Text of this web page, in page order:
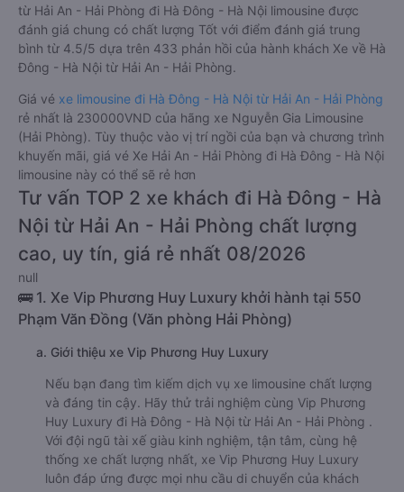
từ Hải An - Hải Phòng đi Hà Đông - Hà Nội limousine được
đánh giá chung có chất lượng Tốt với điểm đánh giá trung
bình từ 4.5/5 dựa trên 433 phản hồi của hành khách Xe về Hà
Đông - Hà Nội từ Hải An - Hải Phòng.
Giá vé xe limousine đi Hà Đông - Hà Nội từ Hải An - Hải Phòng
rẻ nhất là 230000VND của hãng xe Nguyễn Gia Limousine
(Hải Phòng). Tùy thuộc vào vị trí ngồi của bạn và chương trình
khuyến mãi, giá vé Xe Hải An - Hải Phòng đi Hà Đông - Hà Nội
limousine này có thể sẽ rẻ hơn
Tư vấn TOP 2 xe khách đi Hà Đông - Hà
Nội từ Hải An - Hải Phòng chất lượng
cao, uy tín, giá rẻ nhất 08/2026
null
🚌 1. Xe Vip Phương Huy Luxury khởi hành tại 550
Phạm Văn Đồng (Văn phòng Hải Phòng)
a. Giới thiệu xe Vip Phương Huy Luxury
Nếu bạn đang tìm kiếm dịch vụ xe limousine chất lượng
và đáng tin cậy. Hãy thử trải nghiệm cùng Vip Phương
Huy Luxury đi Hà Đông - Hà Nội từ Hải An - Hải Phòng .
Với đội ngũ tài xế giàu kinh nghiệm, tận tâm, cùng hệ
thống xe chất lượng nhất, xe Vip Phương Huy Luxury
luôn đáp ứng được mọi nhu cầu di chuyển của khách